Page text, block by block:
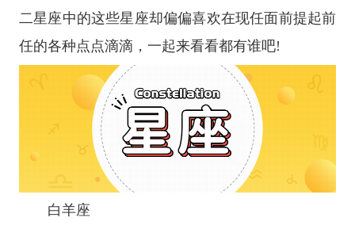
二星座中的这些星座却偏偏喜欢在现任面前提起前
任的各种点点滴滴，一起来看看都有谁吧!
白羊座